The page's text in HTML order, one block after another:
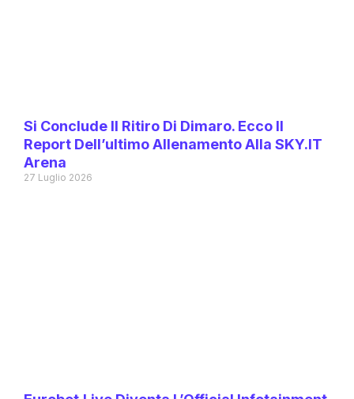
Si Conclude Il Ritiro Di Dimaro. Ecco Il
Report Dell’ultimo Allenamento Alla SKY.IT
Arena
27 Luglio 2026